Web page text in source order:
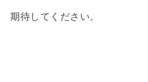
期待してください。